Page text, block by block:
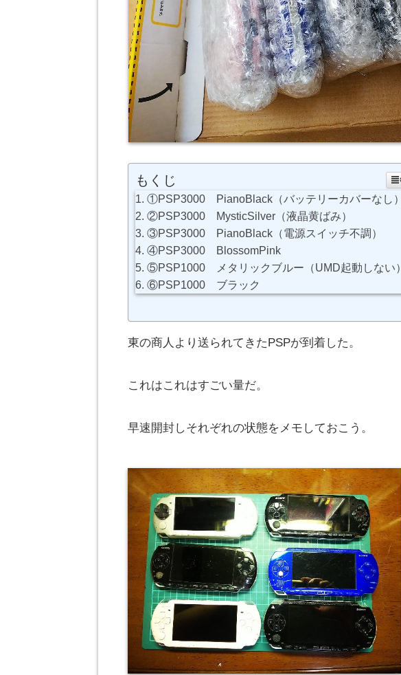
もくじ
①PSP3000 PianoBlack（バッテリーカバーなし）
②PSP3000 MysticSilver（液晶黄ばみ）
③PSP3000 PianoBlack（電源スイッチ不調）
④PSP3000 BlossomPink
⑤PSP1000 メタリックブルー（UMD起動しない）
⑥PSP1000 ブラック
東の商人より送られてきたPSPが到着した。
これはこれはすごい量だ。
早速開封しそれぞれの状態をメモしておこう。